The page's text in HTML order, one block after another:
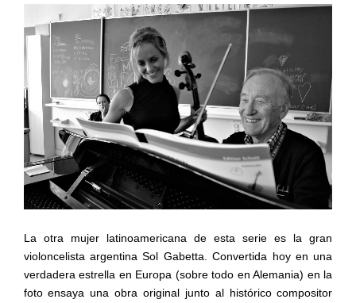
La otra mujer latinoamericana de esta serie es la gran
violoncelista argentina Sol Gabetta. Convertida hoy en una
verdadera estrella en Europa (sobre todo en Alemania) en la
foto ensaya una obra original junto al histórico compositor